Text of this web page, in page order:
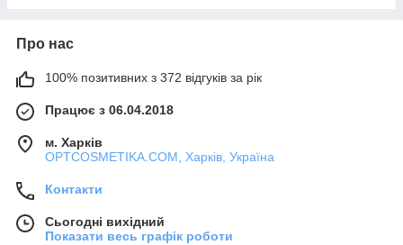
Про нас
100% позитивних з 372 відгуків за рік
Працює з 06.04.2018
м. Харків
OPTCOSMETIKA.COM, Харків, Україна
Контакти
Сьогодні вихідний
Показати весь графік роботи